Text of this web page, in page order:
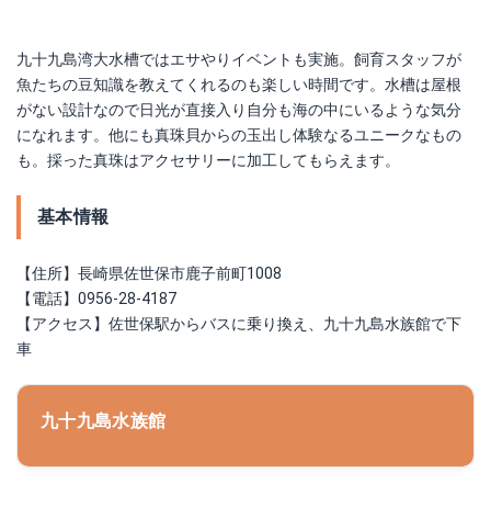
九十九島湾大水槽ではエサやりイベントも実施。飼育スタッフが
魚たちの豆知識を教えてくれるのも楽しい時間です。水槽は屋根
がない設計なので日光が直接入り自分も海の中にいるような気分
になれます。他にも真珠貝からの玉出し体験なるユニークなもの
も。採った真珠はアクセサリーに加工してもらえます。
基本情報
【住所】長崎県佐世保市鹿子前町1008
【電話】0956-28-4187
【アクセス】佐世保駅からバスに乗り換え、九十九島水族館で下
車
九十九島水族館